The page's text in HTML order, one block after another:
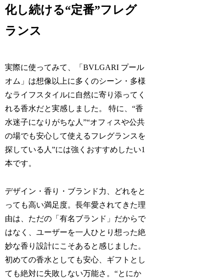
化し続ける“定番”フレグ
ランス
実際に使ってみて、「BVLGARI プール
オム」は想像以上に多くのシーン・多様
なライフスタイルに自然に寄り添ってく
れる香水だと実感しました。 特に、“香
水迷子になりがちな人”“オフィスや公共
の場でも安心して使えるフレグランスを
探している人”には強くおすすめしたい1
本です。
デザイン・香り・ブランド力、どれをと
っても高い満足度。長年愛されてきた理
由は、ただの「有名ブランド」だからで
はなく、ユーザーを一人ひとり想った絶
妙な香り設計にこそあると感じました。
初めての香水としても安心、ギフトとし
ても絶対に失敗しない万能さ。“とにか